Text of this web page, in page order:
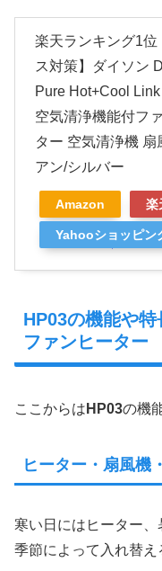
楽天ランキング1位
ス対策】ダイソン
Pure Hot+Cool
空気清浄機能付フ
ター 空気清浄機 扇
アン/シルバー
Amazon 楽
Yahooショッピン
HP03の機能や
ファンヒーター
ここからは HP03の機
ヒーター・扇風機
寒い日にはヒーター、
季節によって入れ替え